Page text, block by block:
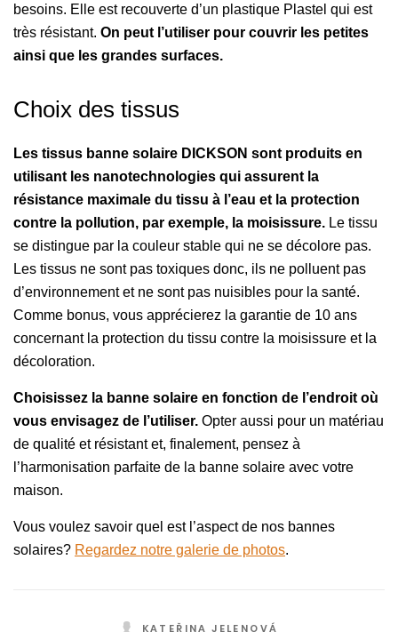
besoins. Elle est recouverte d’un plastique Plastel qui est
très résistant. On peut l’utiliser pour couvrir les petites
ainsi que les grandes surfaces.
Choix des tissus
Les tissus banne solaire DICKSON sont produits en
utilisant les nanotechnologies qui assurent la
résistance maximale du tissu à l’eau et la protection
contre la pollution, par exemple, la moisissure. Le tissu
se distingue par la couleur stable qui ne se décolore pas.
Les tissus ne sont pas toxiques donc, ils ne polluent pas
d’environnement et ne sont pas nuisibles pour la santé.
Comme bonus, vous apprécierez la garantie de 10 ans
concernant la protection du tissu contre la moisissure et la
décoloration.
Choisissez la banne solaire en fonction de l’endroit où
vous envisagez de l’utiliser. Opter aussi pour un matériau
de qualité et résistant et, finalement, pensez à
l’harmonisation parfaite de la banne solaire avec votre
maison.
Vous voulez savoir quel est l’aspect de nos bannes
solaires? Regardez notre galerie de photos.
KATEŘINA JELENOVÁ